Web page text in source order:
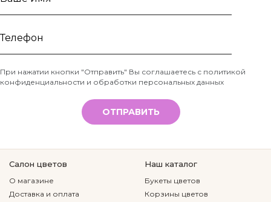
Ваше
Телефон
*
При нажатии кнопки "Отправить" Вы соглашаетесь с политикой
конфиденциальности и обработки персональных данных
ОТПРАВИТЬ
Салон цветов
О магазине
Доставка и оплата
Наш каталог
Букеты цветов
Корзины цветов